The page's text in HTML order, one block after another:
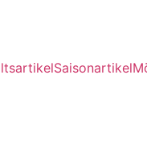
Saisonartikel